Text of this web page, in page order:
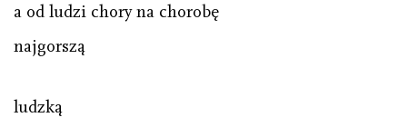
a od ludzi chory na chorobę
najgorszą
ludzką